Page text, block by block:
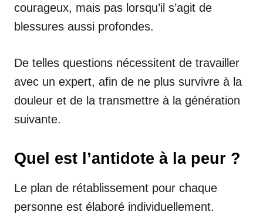
courageux, mais pas lorsqu’il s’agit de
blessures aussi profondes.
De telles questions nécessitent de travailler
avec un expert, afin de ne plus survivre à la
douleur et de la transmettre à la génération
suivante.
Quel est l’antidote à la peur ?
Le plan de rétablissement pour chaque
personne est élaboré individuellement.